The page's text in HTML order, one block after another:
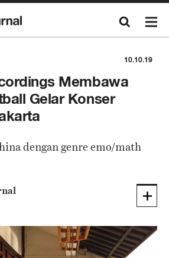
10.10.19
Membawa
Gelar Konser
dengan genre emo/math